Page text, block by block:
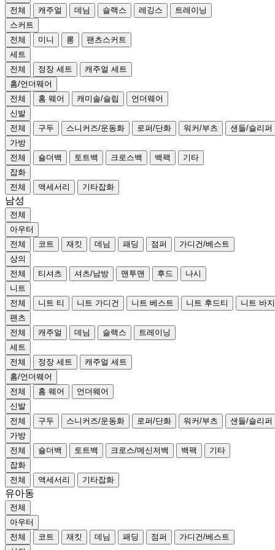
전체
캐주얼 데님 슬랙스 레깅스
트레이닝
스커트
전체
미니 롱
팬츠스커트
세트
전체
정장 세트
캐주얼 세트
홈/언더웨어
전체
홈 웨어 캐미솔/슬립
언더웨어
신발
전체
구두 스니커즈/운동화 로퍼/단화 워커/부츠
샌들/슬리퍼
가방
전체
숄더백 토트백 크로스백 백팩
기타
잡화
전체
액세서리 기타잡화
남성
전체
아우터
전체
코트 재킷 데님 패딩 점퍼
가디건/베스트
상의
전체
티셔츠 셔츠/남방 맨투맨 후드
나시
니트
전체
니트 티 니트 가디건 니트 베스트 니트 후드티
니트 바지
팬츠
전체
캐주얼 데님 슬랙스
트레이닝
세트
전체
정장 세트
캐주얼 세트
홈/언더웨어
전체
홈 웨어
언더웨어
신발
전체
구두 스니커즈/운동화 로퍼/단화 워커/부츠
샌들/슬리퍼
가방
전체
숄더백 토트백 크로스/메신저백 백팩
기타
잡화
전체
액세서리 기타잡화
유아동
전체
아우터
전체
코트 재킷 데님 패딩 점퍼
가디건/베스트